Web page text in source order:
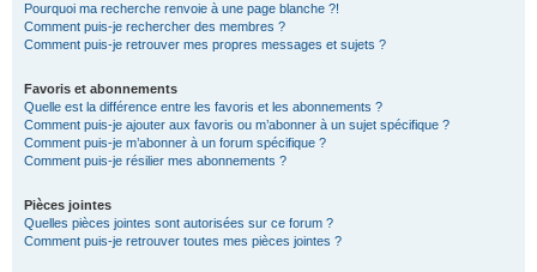
Pourquoi ma recherche renvoie à une page blanche ?!
Comment puis-je rechercher des membres ?
Comment puis-je retrouver mes propres messages et sujets ?
Favoris et abonnements
Quelle est la différence entre les favoris et les abonnements ?
Comment puis-je ajouter aux favoris ou m’abonner à un sujet spécifique ?
Comment puis-je m’abonner à un forum spécifique ?
Comment puis-je résilier mes abonnements ?
Pièces jointes
Quelles pièces jointes sont autorisées sur ce forum ?
Comment puis-je retrouver toutes mes pièces jointes ?